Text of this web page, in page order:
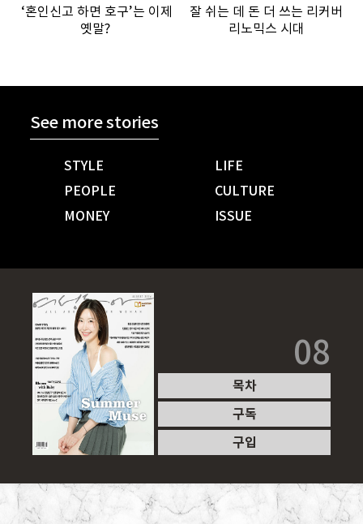
‘혼인신고 하면 호구’는 이제
옛말?
잘 쉬는 데 돈 더 쓰는 리커버
리노믹스 시대
See more stories
STYLE
LIFE
PEOPLE
CULTURE
MONEY
ISSUE
08
목차
구독
구입